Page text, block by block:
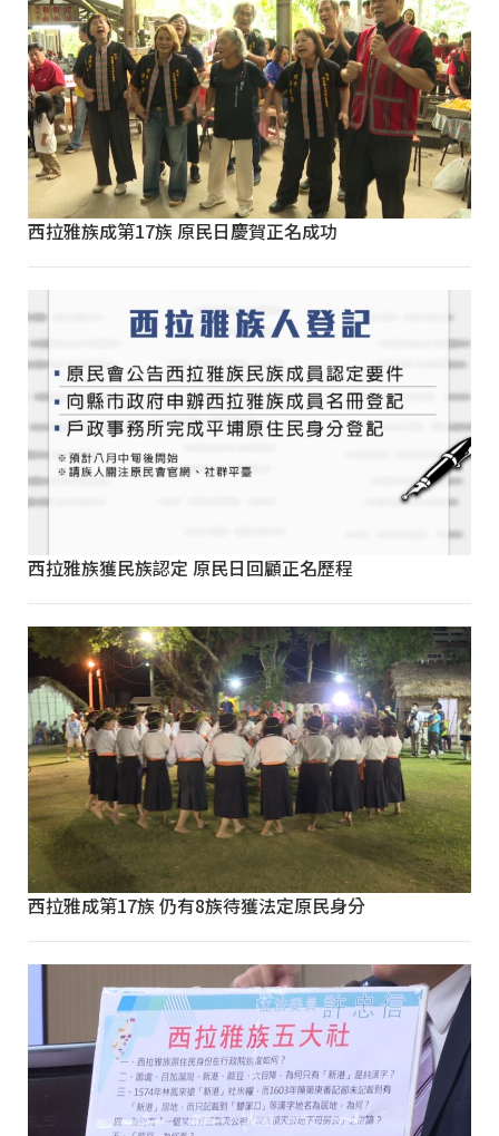
西拉雅族成第17族 原民日慶賀正名成功
西拉雅族獲民族認定 原民日回顧正名歷程
西拉雅成第17族 仍有8族待獲法定原民身分